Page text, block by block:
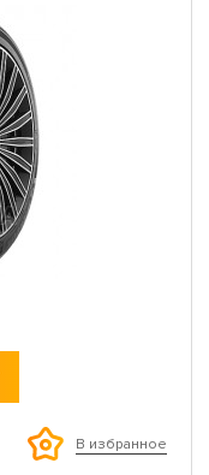
В избранное